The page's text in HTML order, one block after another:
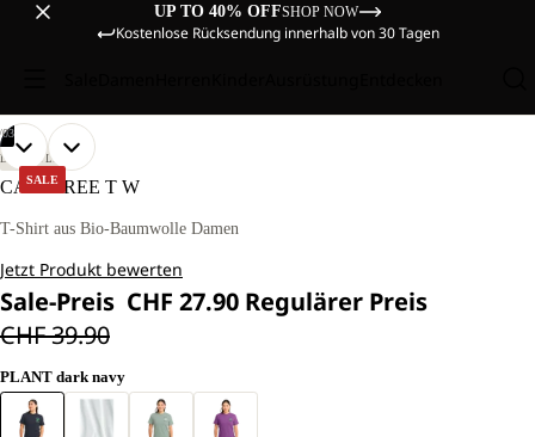
UP TO 40% OFFSHOP NOW
Kostenlose Rücksendung innerhalb von 30 Tagen
SALE
UNSER
MODEL
IST
GROSS U
RÄGT G
RÖSSE M
03
BILD
IM
ÖFFNEN
UNSER
MODEL
IST
GROSS U
RÄGT G
RÖSSE M
BILD
IM
ÖFFNEN
BILD
IM
ÖFFNEN
LIFESTYLE
CAREFREE T W
T-Shirt aus Bio-Baumwolle Damen
Jetzt Produkt bewerten
Sale-Preis CHF 27.90 Regulärer Preis
CHF 39.90
PLANT dark navy